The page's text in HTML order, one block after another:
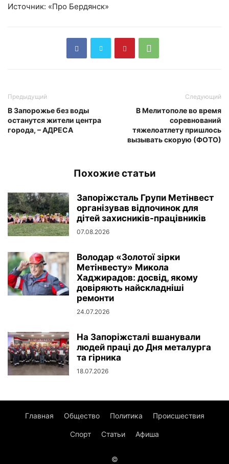
Источник: «Про Бердянск»
Предыдущий
В Запорожье без воды
останутся жители центра
города, – АДРЕСА
Следующий
В Мелитополе во время
соревнований
тяжелоатлету пришлось
вызывать скорую (ФОТО)
Похожие статьи
Запоріжсталь Групи Метінвест
організував відпочинок для
дітей захисників-працівників
07.08.2026
Володар «Золотої зірки
Метінвесту» Микола
Хаджирадов: досвід, якому
довіряють найскладніші
ремонти
24.07.2026
На Запоріжсталі вшанували
людей праці до Дня металурга
та гірника
18.07.2026
Главная Общество Политика Происшествия
Спорт Статьи Афиша
©